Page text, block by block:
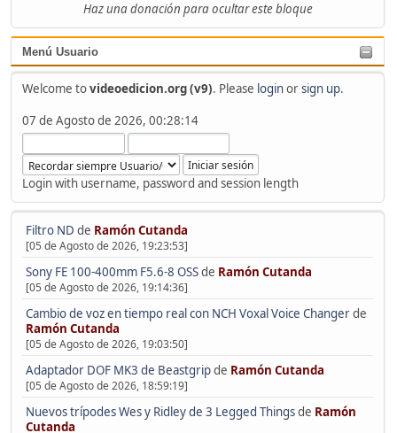
Haz una donación para ocultar este bloque
Menú Usuario
Welcome tovideoedicion.org (v9). Please loginorsign up.
07 de Agosto de 2026, 00:28:14
Login with username, password and session length
Filtro ND de Ramón Cutanda
[05 de Agosto de 2026, 19:23:53]
Sony FE 100-400mm F5.6-8 OSSde Ramón Cutanda
[05 de Agosto de 2026, 19:14:36]
Cambio de voz en tiempo real con NCH Voxal Voice Changerde
Ramón Cutanda
[05 de Agosto de 2026, 19:03:50]
Adaptador DOF MK3 de Beastgripde Ramón Cutanda
[05 de Agosto de 2026, 18:59:19]
Nuevos trípodes Wes y Ridley de 3 Legged Thingsde Ramón
Cutanda